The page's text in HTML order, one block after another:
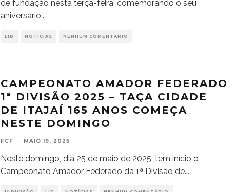
de fundação nesta terça-feira, comemorando o seu
aniversário...
LID NOTÍCIAS NENHUM COMENTÁRIO
CAMPEONATO AMADOR FEDERADO
1ª DIVISÃO 2025 – TAÇA CIDADE
DE ITAJAÍ 165 ANOS COMEÇA
NESTE DOMINGO
FCF · MAIO 19, 2025
Neste domingo, dia 25 de maio de 2025, tem início o
Campeonato Amador Federado da 1ª Divisão de...